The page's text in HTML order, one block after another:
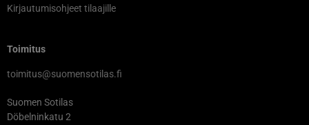
Kirjautumisohjeet tilaajille
Toimitus
toimitus@suomensotilas.fi
Suomen Sotilas
Döbelninkatu 2